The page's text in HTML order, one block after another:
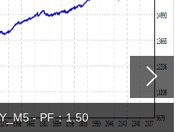
- PF：1.50